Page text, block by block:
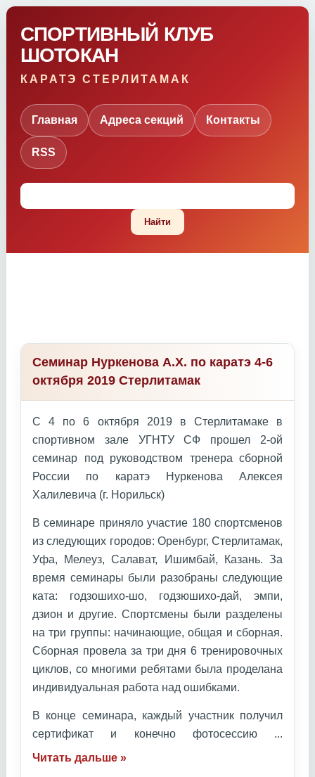
СПОРТИВНЫЙ КЛУБ
ШОТОКАН
КАРАТЭ СТЕРЛИТАМАК
Главная Адреса секций Контакты
RSS
Семинар Нуркенова А.Х. по каратэ 4-6
октября 2019 Стерлитамак
С 4 по 6 октября 2019 в Стерлитамаке в
спортивном зале УГНТУ СФ прошел 2-ой
семинар под руководством тренера сборной
России по каратэ Нуркенова Алексея
Халилевича (г. Норильск)
В семинаре приняло участие 180 спортсменов
из следующих городов: Оренбург, Стерлитамак,
Уфа, Мелеуз, Салават, Ишимбай, Казань. За
время семинары были разобраны следующие
ката: годзошихо-шо, годзюшихо-дай, эмпи,
дзион и другие. Спортсмены были разделены
на три группы: начинающие, общая и сборная.
Сборная провела за три дня 6 тренировочных
циклов, со многими ребятами была проделана
индивидуальная работа над ошибками.
В конце семинара, каждый участник получил
сертификат и конечно фотосессию ...
Читать дальше »